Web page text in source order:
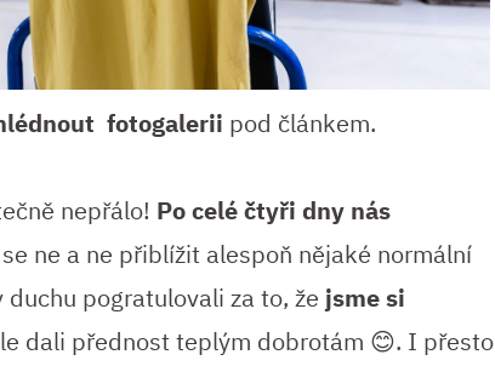
fotogalerii pod článkem.
nepřálo! Po celé čtyři dny nás
ne a ne přiblížit alespoň nějaké normální
pogratulovali za to, že jsme si
dali přednost teplým dobrotám 😊. I přesto